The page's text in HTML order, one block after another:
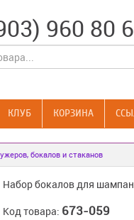
960 80
КЛУБ КОРЗИНА
бокалов и стаканов
Набор бокалов для
Код товара: 673-059